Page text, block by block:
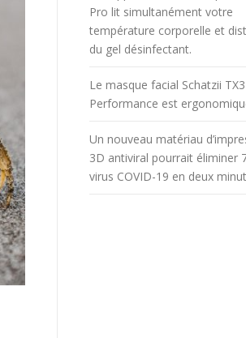
Pro lit simultanément votre
température corporelle et
du gel désinfectant.
Le masque facial Schatzii
Performance est
Un nouveau matériau
3D antiviral pourrait éliminer
virus COVID-19 en deux